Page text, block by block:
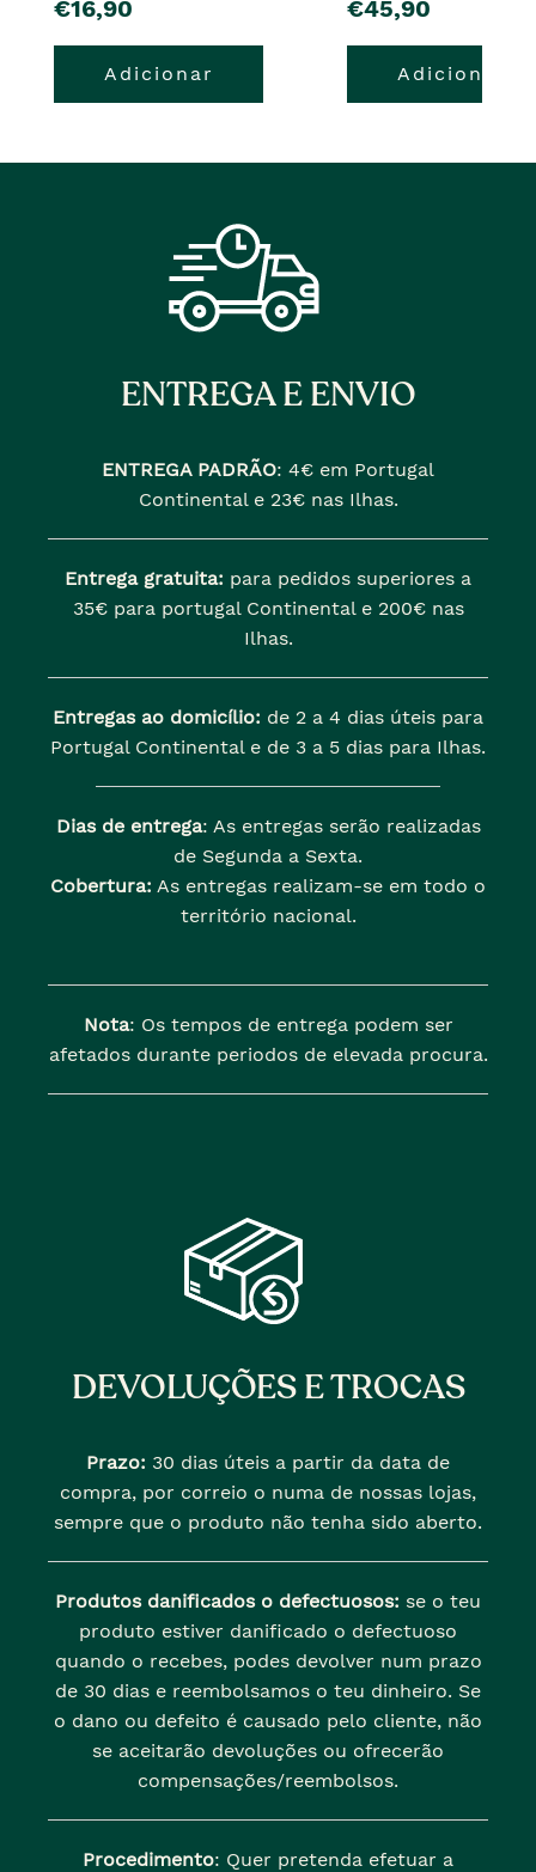
pre�o
€16,90
Adicionar
pre�o
€45,90
Adicionar
ENTREGA E ENVIO
ENTREGA PADRÃO: 4€ em Portugal
Continental e 23€ nas Ilhas.
Entrega gratuita: para pedidos superiores a
35€ para portugal Continental e 200€ nas
Ilhas.
Entregas ao domicílio: de 2 a 4 dias úteis para
Portugal Continental e de 3 a 5 dias para Ilhas.
Dias de entrega: As entregas serão realizadas
de Segunda a Sexta.
Cobertura: As entregas realizam-se em todo o
território nacional.
Nota: Os tempos de entrega podem ser
afetados durante periodos de elevada procura.
DEVOLUÇÕES E TROCAS
Prazo: 30 dias úteis a partir da data de
compra, por correio o numa de nossas lojas,
sempre que o produto não tenha sido aberto.
Produtos danificados o defectuosos: se o teu
produto estiver danificado o defectuoso
quando o recebes, podes devolver num prazo
de 30 dias e reembolsamos o teu dinheiro. Se
o dano ou defeito é causado pelo cliente, não
se aceitarão devoluções ou ofrecerão
compensações/reembolsos.
Procedimento: Quer pretenda efetuar a